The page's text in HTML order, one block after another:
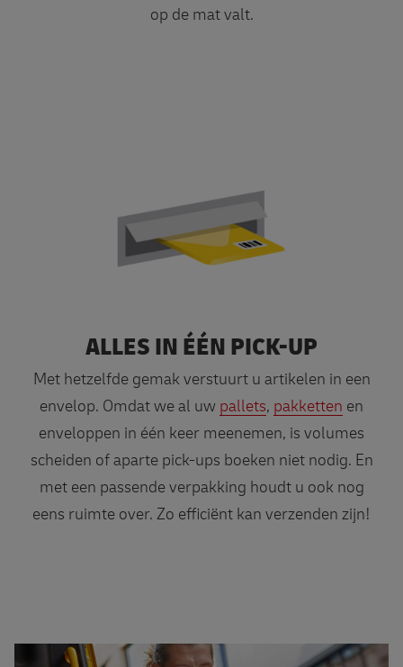
op de mat valt.
ALLES IN ÉÉN PICK-UP
Met hetzelfde gemak verstuurt u artikelen in een
envelop. Omdat we al uw pallets, pakketten en
enveloppen in één keer meenemen, is volumes
scheiden of aparte pick-ups boeken niet nodig. En
met een passende verpakking houdt u ook nog
eens ruimte over. Zo efficiënt kan verzenden zijn!
Tarief aanvragen